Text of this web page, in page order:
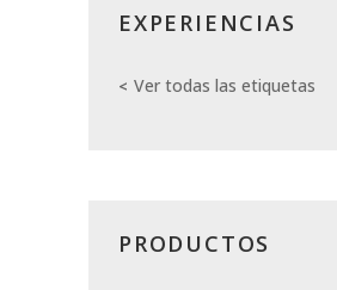
EXPERIENCIAS
Ver todas las etiquetas
PRODUCTOS